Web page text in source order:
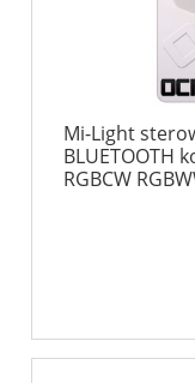
Mi-Light
BLUETOOTH
RGBCW